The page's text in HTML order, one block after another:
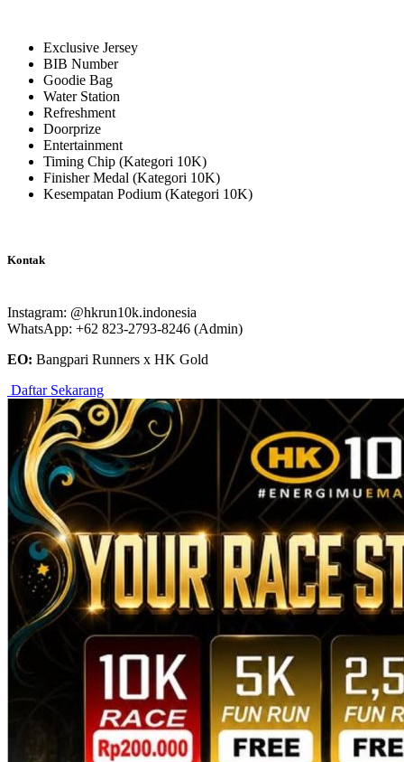
Exclusive Jersey
BIB Number
Goodie Bag
Water Station
Refreshment
Doorprize
Entertainment
Timing Chip (Kategori 10K)
Finisher Medal (Kategori 10K)
Kesempatan Podium (Kategori 10K)
Kontak
Instagram: @hkrun10k.indonesia
WhatsApp: +62 823-2793-8246 (Admin)
EO: Bangpari Runners x HK Gold
Daftar Sekarang